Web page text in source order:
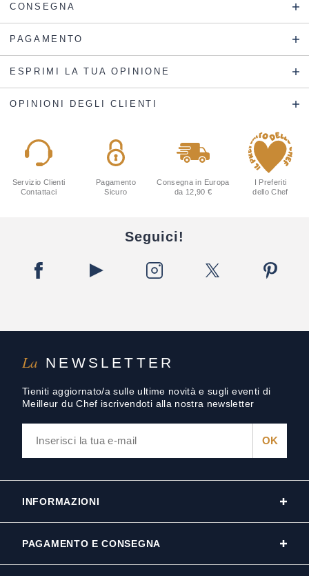
CONSEGNA
PAGAMENTO
ESPRIMI LA TUA OPINIONE
OPINIONI DEGLI CLIENTI
La NEWSLETTER
Tieniti aggiornato/a sulle ultime novità e sugli eventi di
Meilleur du Chef iscrivendoti alla nostra newsletter
Servizio Clienti
Contattaci
Pagamento
Sicuro
Consegna in Europa
da 12,90 €
I Preferiti
dello Chef
Seguici!
INFORMAZIONI
PAGAMENTO E CONSEGNA